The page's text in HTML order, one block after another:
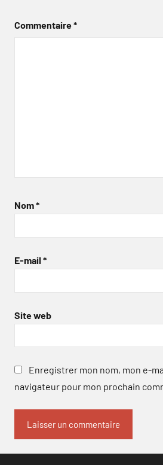
Commentaire*
Nom*
E-mail *
Site web
Enregistrer mon nom, mon e-
navigateur pour mon prochain